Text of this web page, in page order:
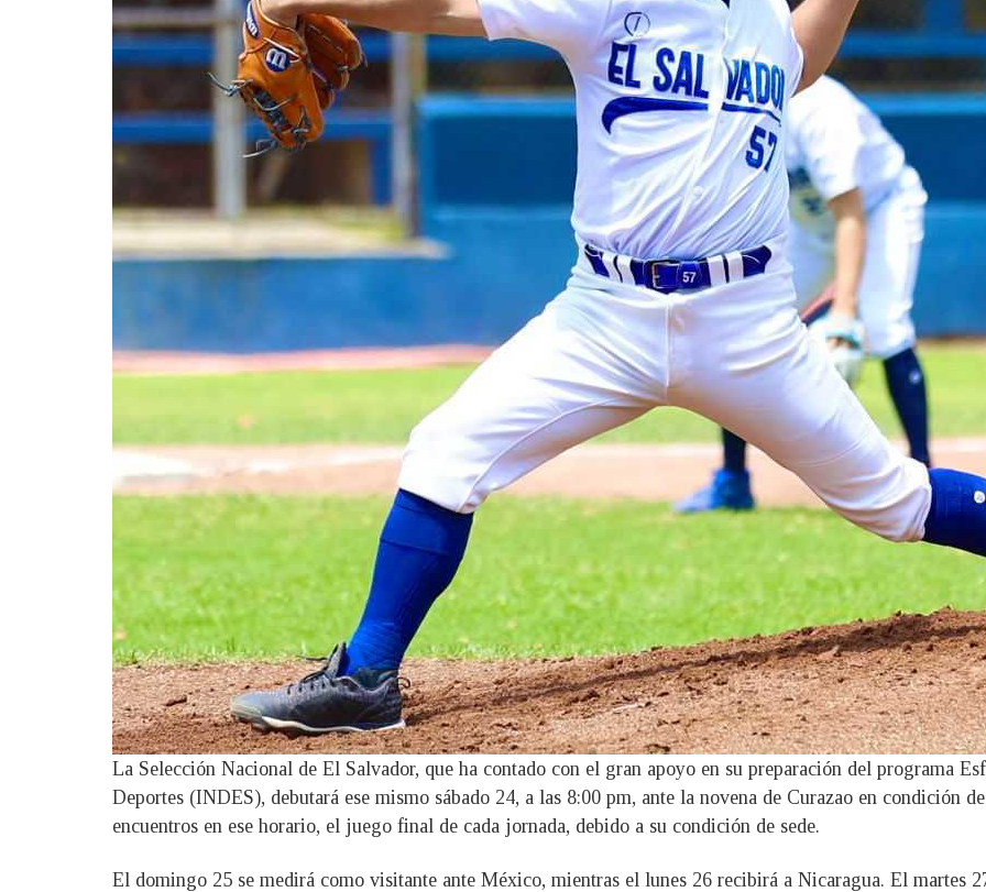
La Selección Nacional de El Salvador, que ha contado con el gran apoyo en su preparación del programa
Deportes (INDES), debutará ese mismo sábado 24, a las 8:00 pm, ante la novena de Curazao en condición
encuentros en ese horario, el juego final de cada jornada, debido a su condición de sede.
El domingo 25 se medirá como visitante ante México, mientras el lunes 26 recibirá a Nicaragua. El martes